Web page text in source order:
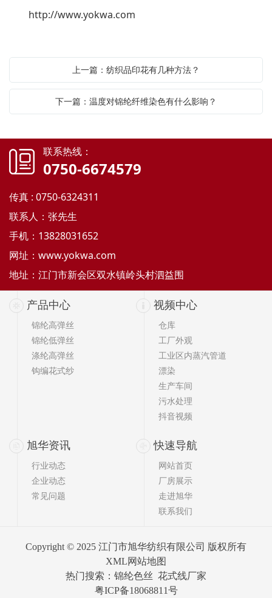
http://www.yokwa.com
上一篇：纺织品印花有几种方法？
下一篇：温度对锦纶纤维染色有什么影响？
产品中心
锦纶高弹丝
锦纶低弹丝
涤纶高弹丝
钩编花式纱
视频中心
仓库
工厂外观
工业区内蒸汽管道
漂染
生产车间
污水处理
抖音视频
旭华资讯
行业动态
企业动态
常见问题
快速导航
网站首页
厂房展示
走进旭华
联系我们
Copyright © 2025 江门市旭华纺织有限公司 版权所有
XML网站地图
热门搜索： 锦纶色丝 花式线厂家
粤ICP备18068811号
联系热线：
0750-6674579
传真 : 0750-6324311
联系人：张先生
手机：13828031652
网址： www.yokwa.com
地址：江门市新会区双水镇岭头村泗益围